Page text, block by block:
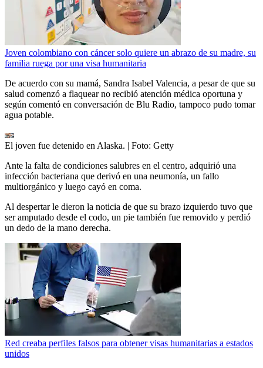
Joven colombiano con cáncer solo quiere un abrazo de su madre, su
familia ruega por una visa humanitaria
De acuerdo con su mamá, Sandra Isabel Valencia, a pesar de que su
salud comenzó a flaquear no recibió atención médica oportuna y
según comentó en conversación de Blu Radio, tampoco pudo tomar
agua potable.
El joven fue detenido en Alaska. | Foto: Getty
Ante la falta de condiciones salubres en el centro, adquirió una
infección bacteriana que derivó en una neumonía, un fallo
multiorgánico y luego cayó en coma.
Al despertar le dieron la noticia de que su brazo izquierdo tuvo que
ser amputado desde el codo, un pie también fue removido y perdió
un dedo de la mano derecha.
Red creaba perfiles falsos para obtener visas humanitarias a estados
unidos